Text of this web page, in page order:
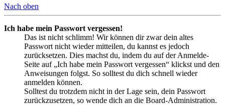
Nach oben
Ich habe mein Passwort vergessen!
Das ist nicht schlimm! Wir können dir zwar dein altes
Passwort nicht wieder mitteilen, du kannst es jedoch
zurücksetzen. Dies machst du, indem du auf der Anmelde-
Seite auf „Ich habe mein Passwort vergessen“ klickst und den
Anweisungen folgst. So solltest du dich schnell wieder
anmelden können.
Solltest du trotzdem nicht in der Lage sein, dein Passwort
zurückzusetzen, so wende dich an die Board-Administration.